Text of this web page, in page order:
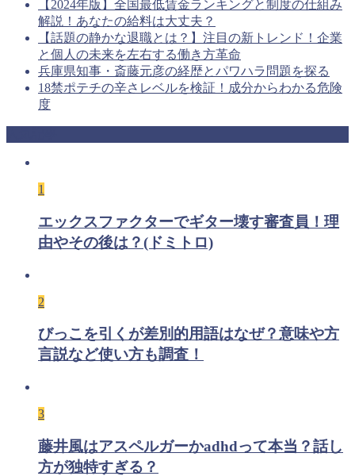
【2024年版】全国最低賃金ランキングと制度の仕組み
解説！あなたの給料は大丈夫？
【話題の静かな退職とは？】注目の新トレンド！企業
と個人の未来を左右する働き方革命
兵庫県知事・斎藤元彦の経歴とパワハラ問題を探る
18禁ポテチの辛さレベルを検証！成分からわかる危険
度
1
エックスファクターでギター壊す審査員！理
由やその後は？(ドミトロ)
2
びっこを引くが差別的用語はなぜ？意味や方
言説など使い方も調査！
3
藤井風はアスペルガーかadhdって本当？話し
方が独特すぎる？